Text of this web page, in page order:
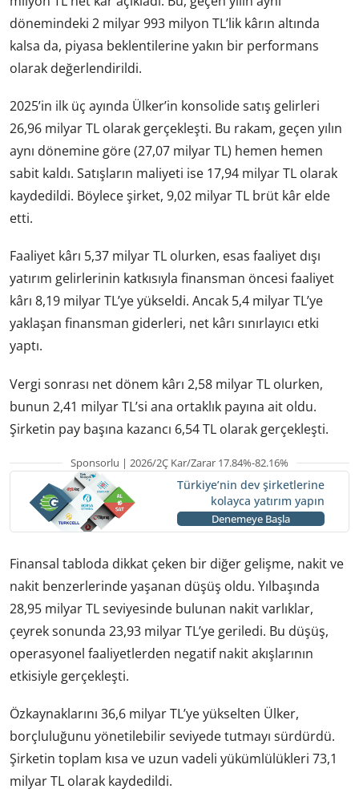
dönemindeki 2 milyar 993 milyon TL’lik kârın altında
kalsa da, piyasa beklentilerine yakın bir performans
olarak değerlendirildi.
2025’in ilk üç ayında Ülker’in konsolide satış gelirleri
26,96 milyar TL olarak gerçekleşti. Bu rakam, geçen yılın
aynı dönemine göre (27,07 milyar TL) hemen hemen
sabit kaldı. Satışların maliyeti ise 17,94 milyar TL olarak
kaydedildi. Böylece şirket, 9,02 milyar TL brüt kâr elde
etti.
Faaliyet kârı 5,37 milyar TL olurken, esas faaliyet dışı
yatırım gelirlerinin katkısıyla finansman öncesi faaliyet
kârı 8,19 milyar TL’ye yükseldi. Ancak 5,4 milyar TL’ye
yaklaşan finansman giderleri, net kârı sınırlayıcı etki
yaptı.
Vergi sonrası net dönem kârı 2,58 milyar TL olurken,
bunun 2,41 milyar TL’si ana ortaklık payına ait oldu.
Şirketin pay başına kazancı 6,54 TL olarak gerçekleşti.
Sponsorlu | 2026/2Ç Kar/Zarar 17.84%-82.16%
Türkiye’nin dev şirketlerine
kolayca yatırım yapın
Denemeye Başla
Finansal tabloda dikkat çeken bir diğer gelişme, nakit ve
nakit benzerlerinde yaşanan düşüş oldu. Yılbaşında
28,95 milyar TL seviyesinde bulunan nakit varlıklar,
çeyrek sonunda 23,93 milyar TL’ye geriledi. Bu düşüş,
operasyonel faaliyetlerden negatif nakit akışlarının
etkisiyle gerçekleşti.
Özkaynaklarını 36,6 milyar TL’ye yükselten Ülker,
borçluluğunu yönetilebilir seviyede tutmayı sürdürdü.
Şirketin toplam kısa ve uzun vadeli yükümlülükleri 73,1
milyar TL olarak kaydedildi.